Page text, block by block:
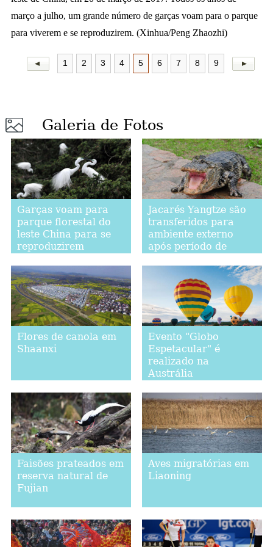
março a julho, um grande número de garças voam para o parque
para viverem e se reproduzirem. (Xinhua/Peng Zhaozhi)
1 2 3 4 5 6 7 8 9
Galeria de Fotos
Garças voam para
parque florestal do
leste China para se
reproduzirem
Jacarés Yangtze são
transferidos para
ambiente externo
após período de
Flores de canola em
Shaanxi
Evento "Globo
Espetacular" é
realizado na
Austrália
Faisões prateados em
reserva natural de
Fujian
Aves migratórias em
Liaoning